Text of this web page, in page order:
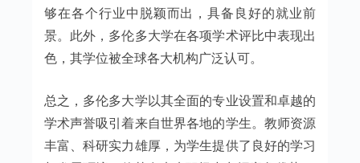
够在各个行业中脱颖而出，具备良好的就业前
景。此外，多伦多大学在各项学术评比中表现出
色，其学位被全球各大机构广泛认可。
总之，多伦多大学以其全面的专业设置和卓越的
学术声誉吸引着来自世界各地的学生。教师资源
丰富、科研实力雄厚，为学生提供了良好的学习